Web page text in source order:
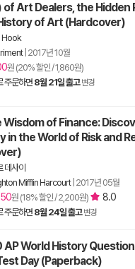
of Art Dealers, the Hidden
of Art (Hardcover)
Hook
| 2017년 10월
원 (20% 할인 / 1,860원)
주문하면8월 21일 출고 변경
Wisdom of Finance:
in the World of Risk and
데사이
Mifflin Harcourt| 2017년 05월
원 (18% 할인 / 2,200원) 8.0
주문하면8월 24일 출고 변경
AP World History
Day (Paperback)